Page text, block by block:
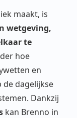
maakt, is
wetgeving,
te
hoe
en
dagelijkse
Dankzij
kan Brenno in